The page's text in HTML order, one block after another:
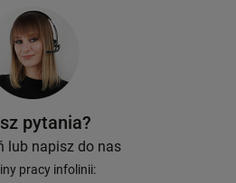
pytania?
lub napisz do nas
pracy infolinii: